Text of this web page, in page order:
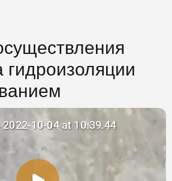
гидроизоляции